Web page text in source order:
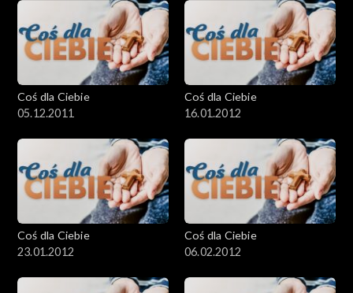
Coś dla Ciebie
05.12.2011
Coś dla Ciebie
16.01.2012
Coś dla Ciebie
23.01.2012
Coś dla Ciebie
06.02.2012